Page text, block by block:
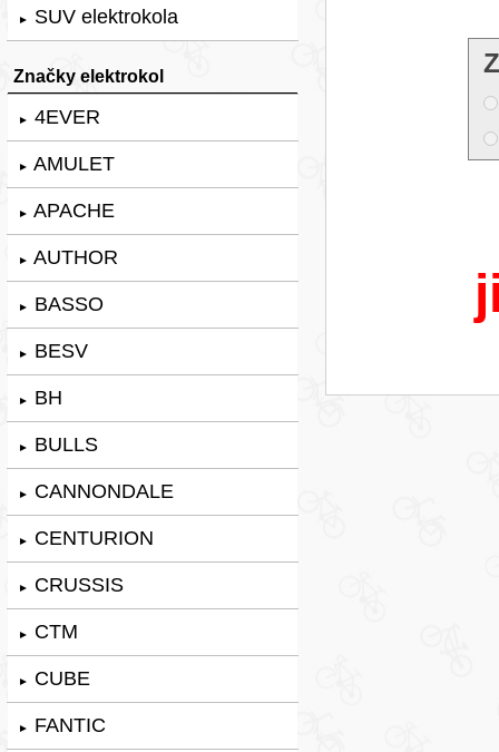
► SUV elektrokola
Značky elektrokol
► 4EVER
► AMULET
► APACHE
► AUTHOR
► BASSO
► BESV
► BH
► BULLS
► CANNONDALE
► CENTURION
► CRUSSIS
► CTM
► CUBE
► FANTIC